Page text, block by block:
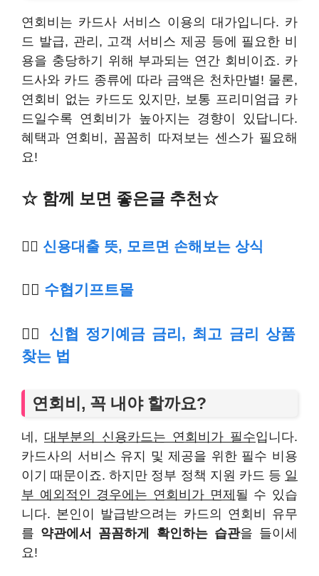
연회비는 카드사 서비스 이용의 대가입니다. 카
드 발급, 관리, 고객 서비스 제공 등에 필요한 비
용을 충당하기 위해 부과되는 연간 회비이죠. 카
드사와 카드 종류에 따라 금액은 천차만별! 물론,
연회비 없는 카드도 있지만, 보통 프리미엄급 카
드일수록 연회비가 높아지는 경향이 있답니다.
혜택과 연회비, 꼼꼼히 따져보는 센스가 필요해
요!
☆ 함께 보면 좋은글 추천☆
👉🏿 신용대출 뜻, 모르면 손해보는 상식
👉🏿 수협기프트몰
👉🏿 신협 정기예금 금리, 최고 금리 상품
찾는 법
연회비, 꼭 내야 할까요?
네, 대부분의 신용카드는 연회비가 필수입니다.
카드사의 서비스 유지 및 제공을 위한 필수 비용
이기 때문이죠. 하지만 정부 정책 지원 카드 등 일
부 예외적인 경우에는 연회비가 면제될 수 있습
니다. 본인이 발급받으려는 카드의 연회비 유무
를 약관에서 꼼꼼하게 확인하는 습관을 들이세
요!